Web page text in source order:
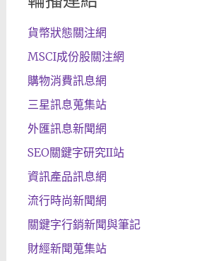
貨幣狀態關注網
MSCI成份股關注網
購物消費訊息網
三星訊息蒐集站
外匯訊息新聞網
SEO關鍵字研究II站
資訊產品訊息網
流行時尚新聞網
關鍵字行銷新聞與筆記
財經新聞蒐集站